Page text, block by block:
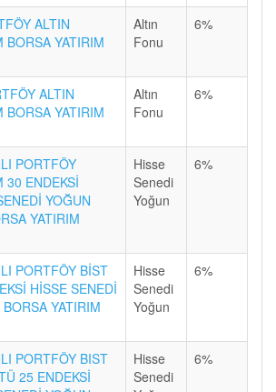
ALTIN
BORSA YATIRIM
Altın
Fonu
6%
ALTIN
BORSA YATIRIM
Altın
Fonu
6%
PORTFÖY
30 ENDEKSİ
YOĞUN
YATIRIM
Hisse
Senedi
Yoğun
6%
PORTFÖY BİST
HİSSE SENEDİ
YATIRIM
Hisse
Senedi
Yoğun
6%
PORTFÖY BIST
25 ENDEKSİ
Hisse
Senedi
6%